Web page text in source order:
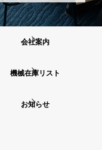
会社案内
機械在庫リスト
お知らせ